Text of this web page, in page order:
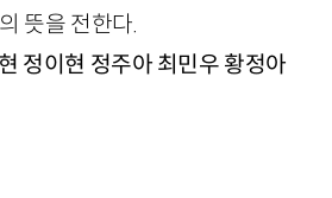
뜻을 전한다.
정이현 정주아 최민우 황정아